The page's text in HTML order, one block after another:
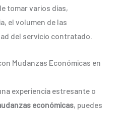
tomar varios días,
el volumen de las
del servicio contratado.
Mudanzas Económicas en
experiencia estresante o
económicas, puedes